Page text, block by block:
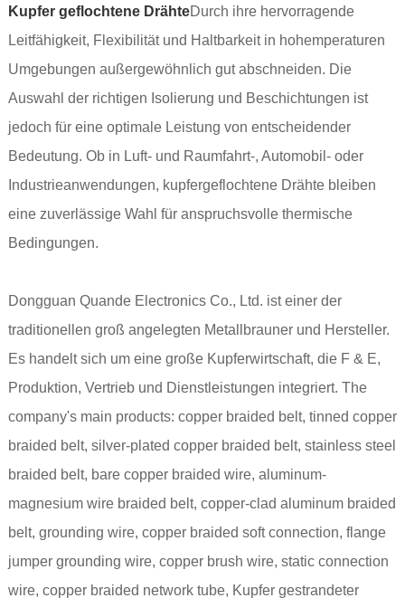
Kupfer geflochtene DrähteDurch ihre hervorragende
Leitfähigkeit, Flexibilität und Haltbarkeit in hohemperaturen
Umgebungen außergewöhnlich gut abschneiden. Die
Auswahl der richtigen Isolierung und Beschichtungen ist
jedoch für eine optimale Leistung von entscheidender
Bedeutung. Ob in Luft- und Raumfahrt-, Automobil- oder
Industrieanwendungen, kupfergeflochtene Drähte bleiben
eine zuverlässige Wahl für anspruchsvolle thermische
Bedingungen.
Dongguan Quande Electronics Co., Ltd. ist einer der
traditionellen groß angelegten Metallbrauner und Hersteller.
Es handelt sich um eine große Kupferwirtschaft, die F & E,
Produktion, Vertrieb und Dienstleistungen integriert. The
company's main products: copper braided belt, tinned copper
braided belt, silver-plated copper braided belt, stainless steel
braided belt, bare copper braided wire, aluminum-
magnesium wire braided belt, copper-clad aluminum braided
belt, grounding wire, copper braided soft connection, flange
jumper grounding wire, copper brush wire, static connection
wire, copper braided network tube, Kupfer gestrandeter